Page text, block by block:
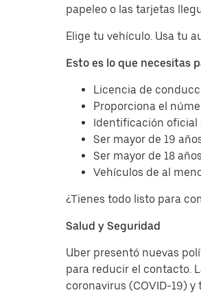
papeleo o las tarjetas
Elige tu vehículo. Usa tu
Esto es lo que necesitas
Licencia de
Proporciona el
Identificación oficial
Ser mayor de 19
Ser mayor de 18
Vehículos de al
¿Tienes todo listo para
Salud y Seguridad
Uber presentó nuevas
para reducir el contacto.
coronavirus (COVID-19)